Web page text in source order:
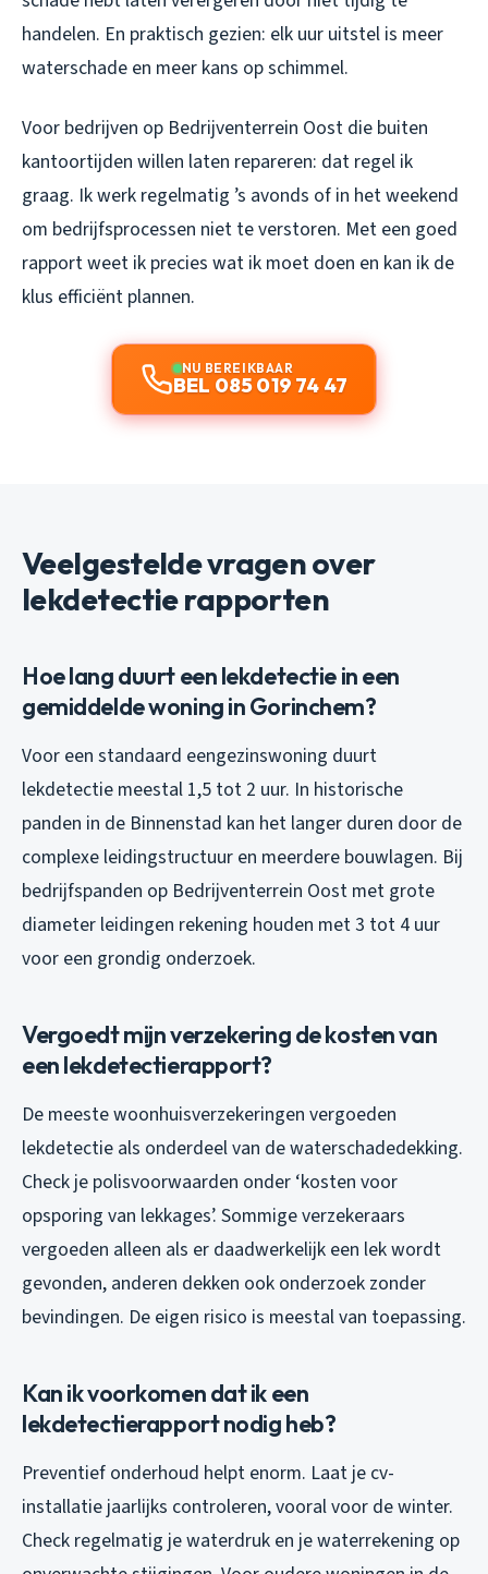
handelen. En praktisch gezien: elk uur uitstel is meer
waterschade en meer kans op schimmel.
Voor bedrijven op Bedrijventerrein Oost die buiten
kantoortijden willen laten repareren: dat regel ik
graag. Ik werk regelmatig ’s avonds of in het weekend
om bedrijfsprocessen niet te verstoren. Met een goed
rapport weet ik precies wat ik moet doen en kan ik de
klus efficiënt plannen.
NU BEREIKBAAR
BEL 085 019 74 47
Veelgestelde vragen over
lekdetectie rapporten
Hoe lang duurt een lekdetectie in een
gemiddelde woning in Gorinchem?
Voor een standaard eengezinswoning duurt
lekdetectie meestal 1,5 tot 2 uur. In historische
panden in de Binnenstad kan het langer duren door de
complexe leidingstructuur en meerdere bouwlagen. Bij
bedrijfspanden op Bedrijventerrein Oost met grote
diameter leidingen rekening houden met 3 tot 4 uur
voor een grondig onderzoek.
Vergoedt mijn verzekering de kosten van
een lekdetectierapport?
De meeste woonhuisverzekeringen vergoeden
lekdetectie als onderdeel van de waterschadedekking.
Check je polisvoorwaarden onder ‘kosten voor
opsporing van lekkages’. Sommige verzekeraars
vergoeden alleen als er daadwerkelijk een lek wordt
gevonden, anderen dekken ook onderzoek zonder
bevindingen. De eigen risico is meestal van toepassing.
Kan ik voorkomen dat ik een
lekdetectierapport nodig heb?
Preventief onderhoud helpt enorm. Laat je cv-
installatie jaarlijks controleren, vooral voor de winter.
Check regelmatig je waterdruk en je waterrekening op